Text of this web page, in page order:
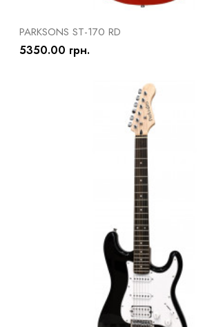
PARKSONS ST-170 RD
5350.00 грн.